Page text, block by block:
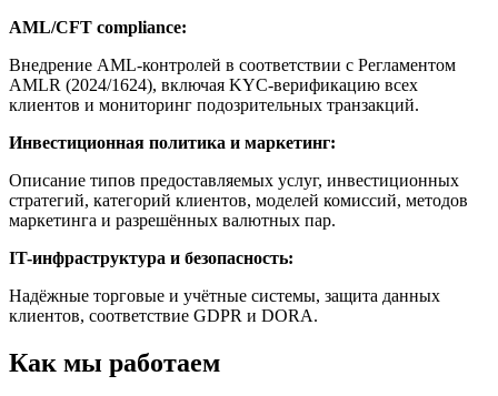
AML/CFT compliance:
Внедрение AML-контролей в соответствии с Регламентом
AMLR (2024/1624), включая KYC-верификацию всех
клиентов и мониторинг подозрительных транзакций.
Инвестиционная политика и маркетинг:
Описание типов предоставляемых услуг, инвестиционных
стратегий, категорий клиентов, моделей комиссий, методов
маркетинга и разрешённых валютных пар.
IT-инфраструктура и безопасность:
Надёжные торговые и учётные системы, защита данных
клиентов, соответствие GDPR и DORA.
Как мы работаем